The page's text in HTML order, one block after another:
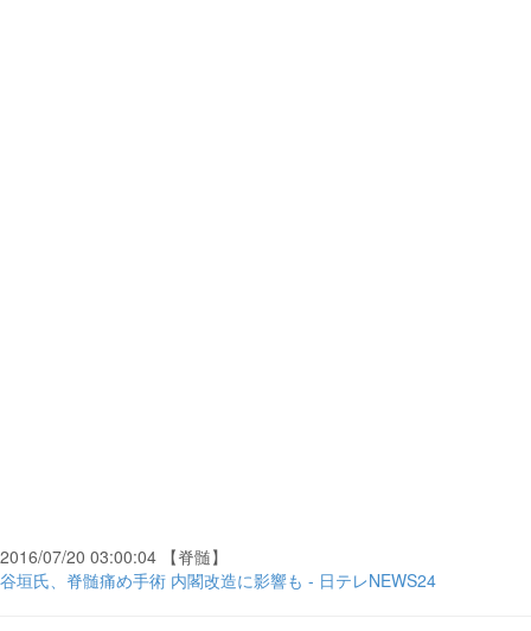
2016/07/20 03:00:04 【脊髄】
谷垣氏、脊髄痛め手術 内閣改造に影響も - 日テレNEWS24